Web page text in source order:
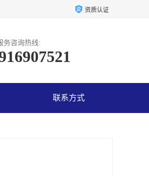
资质认证
务咨询热线:
联系方式